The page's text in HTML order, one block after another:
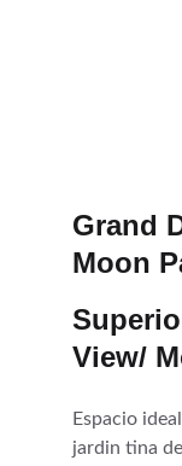
Grand
Moon
Espacio
jardin tina
View/